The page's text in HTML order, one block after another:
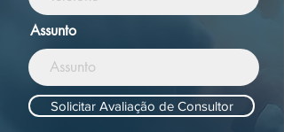
Assunto
Solicitar Avaliação de Consultor